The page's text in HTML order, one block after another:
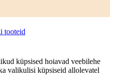
tooteid
küpsised hoiavad veebilehe
valikulisi küpsiseid allolevatel